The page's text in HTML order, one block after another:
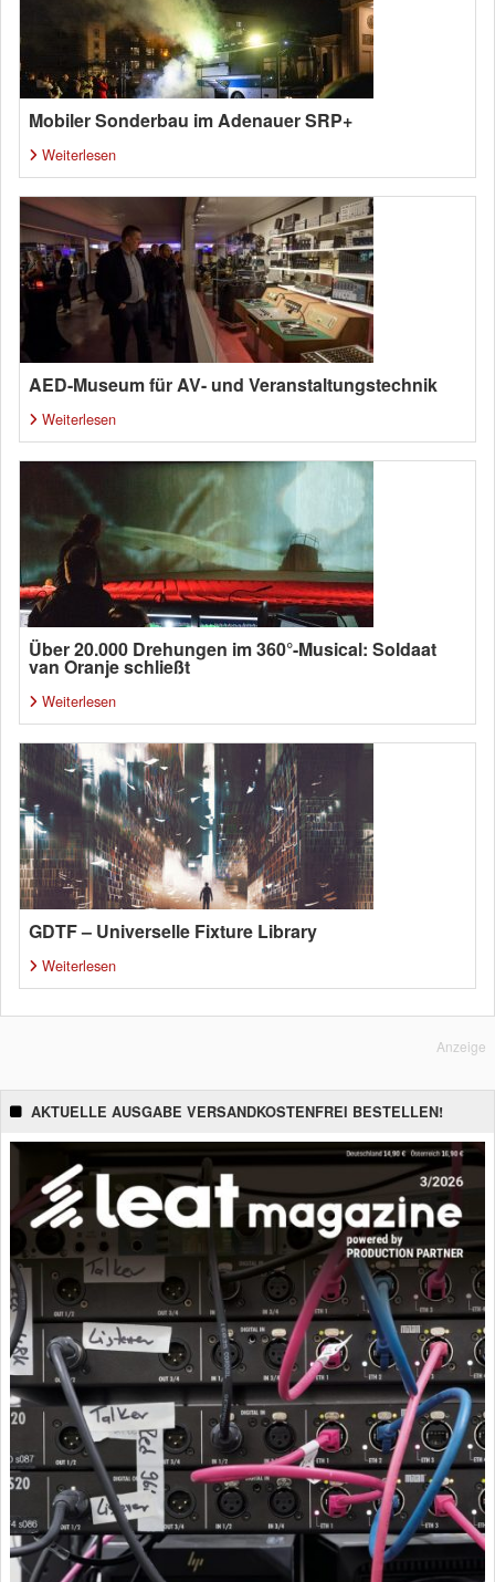
Mobiler Sonderbau im Adenauer SRP+
Weiterlesen
AED-Museum für AV- und Veranstaltungstechnik
Weiterlesen
Über 20.000 Drehungen im 360°-Musical: Soldaat
van Oranje schließt
Weiterlesen
GDTF – Universelle Fixture Library
Weiterlesen
Anzeige
AKTUELLE AUSGABE VERSANDKOSTENFREI BESTELLEN!